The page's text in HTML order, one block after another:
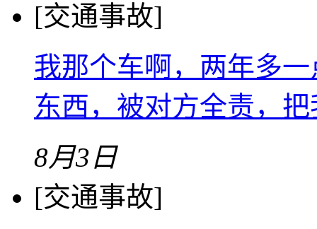
[交通事故]
我那个车啊，两年多
东西，被对方全责，
8月3日
[交通事故]